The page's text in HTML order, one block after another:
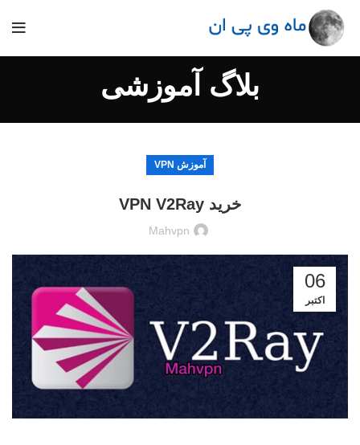
بلاگ آموزشی
آموزش VPN
خريد VPN V2Ray
Mahvpn
06
اکتبر